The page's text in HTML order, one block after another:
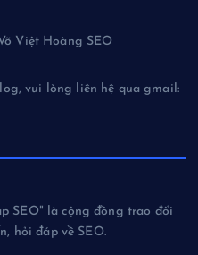
Việt Hoàng SEO
vui lòng liên hệ qua gmail:
SEO" là cộng đồng trao đổi
hỏi đáp về SEO.